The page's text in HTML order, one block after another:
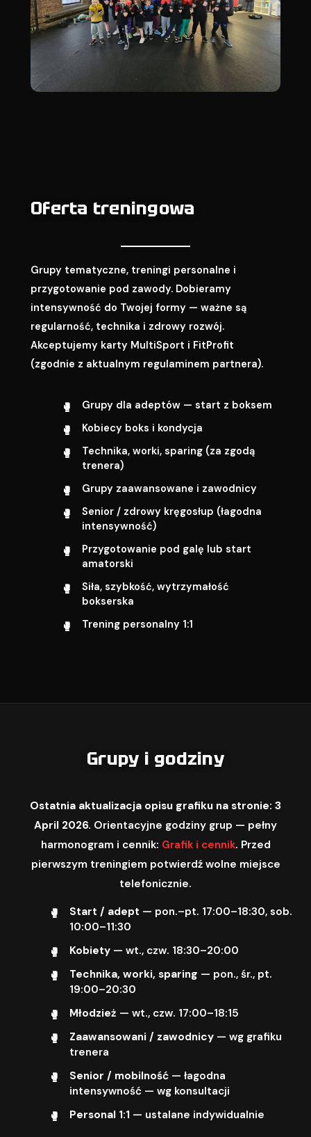
Oferta treningowa
Grupy tematyczne, treningi personalne i
przygotowanie pod zawody. Dobieramy
intensywność do Twojej formy — ważne są
regularność, technika i zdrowy rozwój.
Akceptujemy karty MultiSport i FitProfit
(zgodnie z aktualnym regulaminem partnera).
Grupy dla adeptów — start z boksem
Kobiecy boks i kondycja
Technika, worki, sparing (za zgodą
trenera)
Grupy zaawansowane i zawodnicy
Senior / zdrowy kręgosłup (łagodna
intensywność)
Przygotowanie pod galę lub start
amatorski
Siła, szybkość, wytrzymałość
bokserska
Trening personalny 1:1
Grupy i godziny
Ostatnia aktualizacja opisu grafiku na stronie: 3
April 2026. Orientacyjne godziny grup — pełny
harmonogram i cennik: Grafik i cennik. Przed
pierwszym treningiem potwierdź wolne miejsce
telefonicznie.
Start / adept — pon.–pt. 17:00–18:30, sob.
10:00–11:30
Kobiety— wt., czw. 18:30–20:00
Technika, worki, sparing — pon., śr., pt.
19:00–20:30
Młodzież — wt., czw. 17:00–18:15
Zaawansowani / zawodnicy— wg grafiku
trenera
Senior / mobilność— łagodna
intensywność — wg konsultacji
Personal 1:1 — ustalane indywidualnie